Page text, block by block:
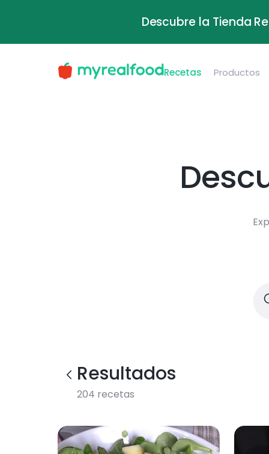
Descubre la Tienda
Recetas Productos
Resultados
204 recetas